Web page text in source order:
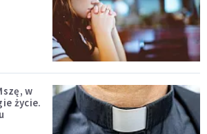
w
życie.